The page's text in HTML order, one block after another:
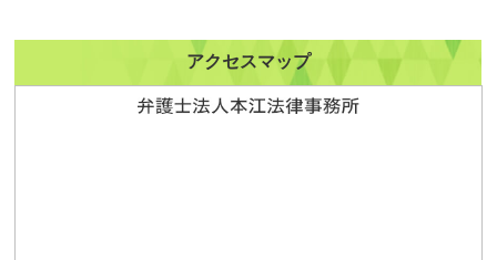
アクセスマップ